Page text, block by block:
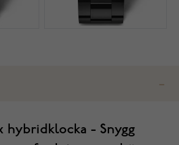
hybridklocka - Snygg